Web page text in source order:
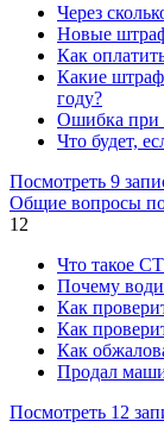
Через
Новые
Как
Какие
году?
Ошибка при
Что будет,
Посмотреть 9
Общие вопросы
12
Что такое
Почему
Как
Как
Как
Продал
Посмотреть 12